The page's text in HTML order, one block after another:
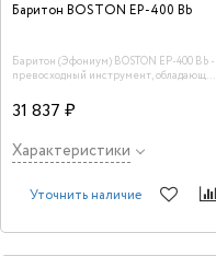
Баритон BOSTON EP-400 Bb
Баритон (Эфониум) BOSTON EP-400 Bb -
превосходный инструмент, обладающий
диапазону. В комплекте - мундштук и
фирменный кейс.
31 837 ₽
Характеристики
Уточнить наличие